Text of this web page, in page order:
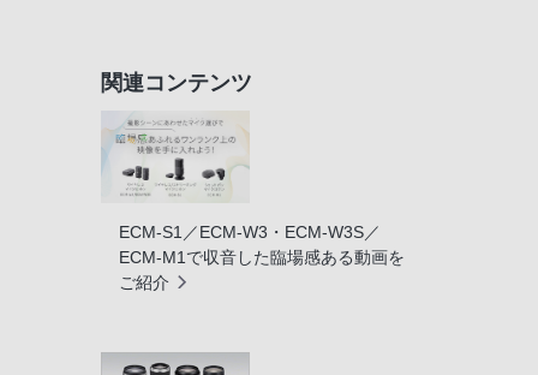
関連コンテンツ
ECM-S1／ECM-W3・ECM-W3S／
ECM-M1で収音した臨場感ある動画を
ご紹介